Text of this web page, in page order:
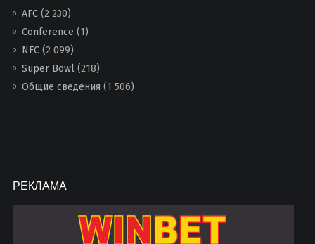
AFC(2 230)
Conference (1)
NFC(2 099)
Super Bowl(218)
Общие сведения (1 506)
РЕКЛАМА